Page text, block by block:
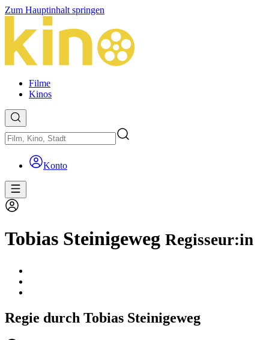
Zum Hauptinhalt springen
Filme
Kinos
Konto
Tobias Steinigeweg Regisseur:in
Regie durch Tobias Steinigeweg